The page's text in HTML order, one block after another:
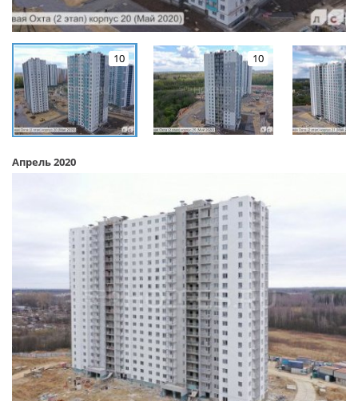
10 10
Апрель 2020